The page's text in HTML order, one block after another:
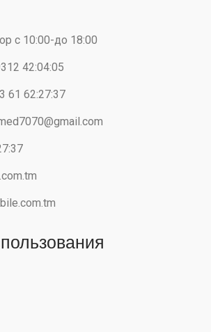
с 10:00-до 18:00
42:04:05
61 62:27:37